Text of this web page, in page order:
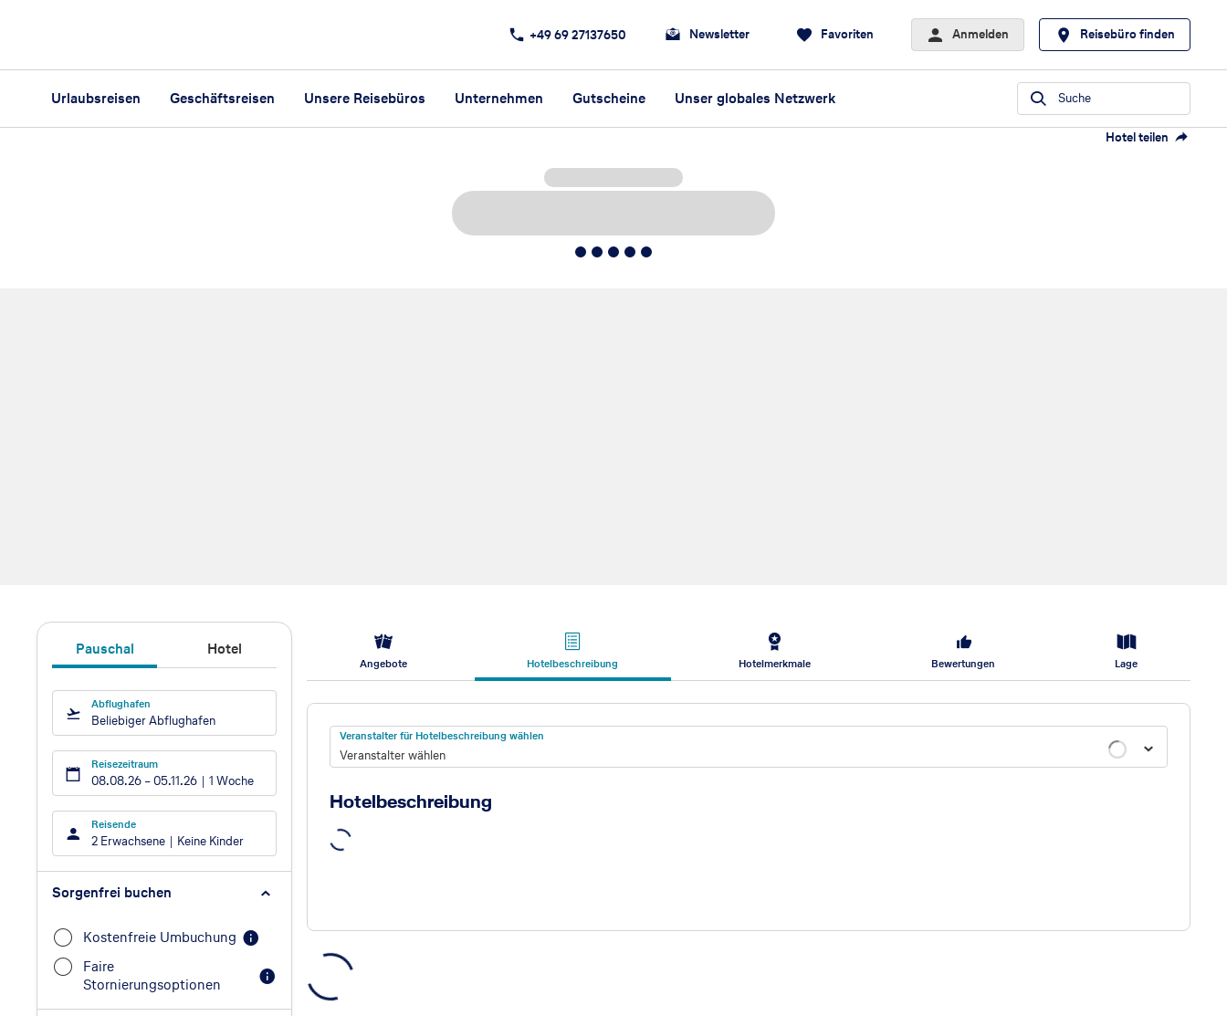
+49 69 27137650 Newsletter Favoriten Anmelden Reisebüro finden
Urlaubsreisen Geschäftsreisen Unsere Reisebüros Unternehmen Gutscheine Unser globales Netzwerk Suche
Hotel teilen
5
Pauschal Hotel
Abflughafen
Beliebiger Abflughafen
Reisezeitraum
08.08.26 –05.11.26 1 Woche
Reisende
2 Erwachsene Keine Kinder
Sorgenfrei buchen
Kostenfreie Umbuchung
Faire
Stornierungsoptionen
Angebote Hotelbeschreibung Hotelmerkmale Bewertungen Lage
Hotelbeschreibung
Veranstalter für Hotelbeschreibung wählen
Veranstalter wählen
Hotelbeschreibung